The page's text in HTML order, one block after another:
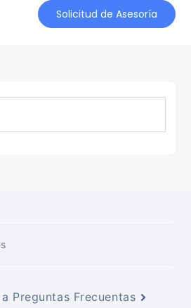
Solicitud de Asesoría
Preguntas Frecuentas